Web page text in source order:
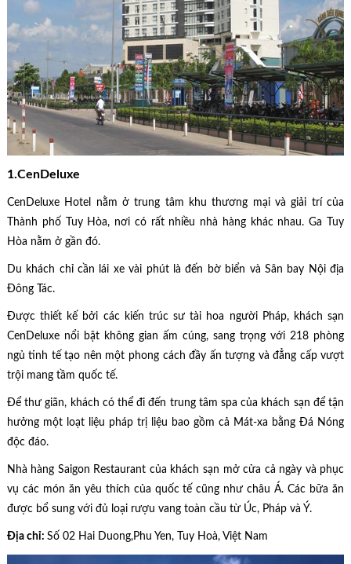
1.CenDeluxe
CenDeluxe Hotel nằm ở trung tâm khu thương mại và giải trí của
Thành phố Tuy Hòa, nơi có rất nhiều nhà hàng khác nhau. Ga Tuy
Hòa nằm ở gần đó.
Du khách chỉ cần lái xe vài phút là đến bờ biển và Sân bay Nội địa
Đông Tác.
Được thiết kế bởi các kiến trúc sư tài hoa người Pháp, khách sạn
CenDeluxe nổi bật không gian ấm cúng, sang trọng với 218 phòng
ngủ tinh tế tạo nên một phong cách đầy ấn tượng và đẳng cấp vượt
trội mang tầm quốc tế.
Để thư giãn, khách có thể đi đến trung tâm spa của khách sạn để tận
hưởng một loạt liệu pháp trị liệu bao gồm cả Mát-xa bằng Đá Nóng
độc đáo.
Nhà hàng Saigon Restaurant của khách sạn mở cửa cả ngày và phục
vụ các món ăn yêu thích của quốc tế cũng như châu Á. Các bữa ăn
được bổ sung với đủ loại rượu vang toàn cầu từ Úc, Pháp và Ý.
Địa chỉ: Số 02 Hai Duong,Phu Yen, Tuy Hoà, Việt Nam